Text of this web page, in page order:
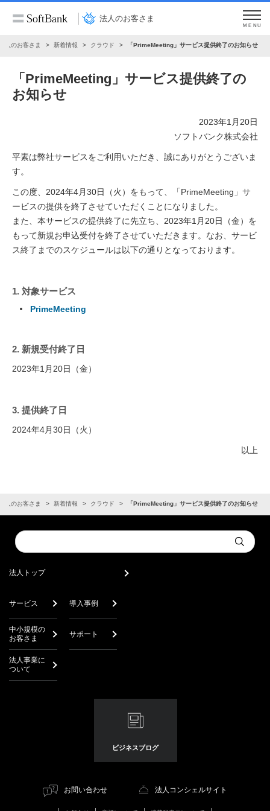
法人のお客さま
MENU
人のお客さま 新着情報 クラウド 「PrimeMeeting」サービス提供終了のお知らせ
「PrimeMeeting」サービス提供終了の
お知らせ
2023年1月20日
ソフトバンク株式会社
平素は弊社サービスをご利用いただき、誠にありがとうございま
す。
この度、2024年4月30日（火）をもって、「PrimeMeeting」サ
ービスの提供を終了させていただくことになりました。
また、本サービスの提供終了に先立ち、2023年1月20日（金）を
もって新規お申込受付を終了させていただきます。なお、サービ
ス終了までのスケジュールは以下の通りとなっております。
1. 対象サービス
PrimeMeeting
2. 新規受付終了日
2023年1月20日（金）
3. 提供終了日
2024年4月30日（火）
以上
人のお客さま 新着情報 クラウド 「PrimeMeeting」サービス提供終了のお知らせ
Conduct
a
Submit
法人トップ
サービス 導入事例
中小規模の
お客さま
サポート
法人事業に
ついて
ビジネスブログ
お問い合わせ 法人コンシェルサイト